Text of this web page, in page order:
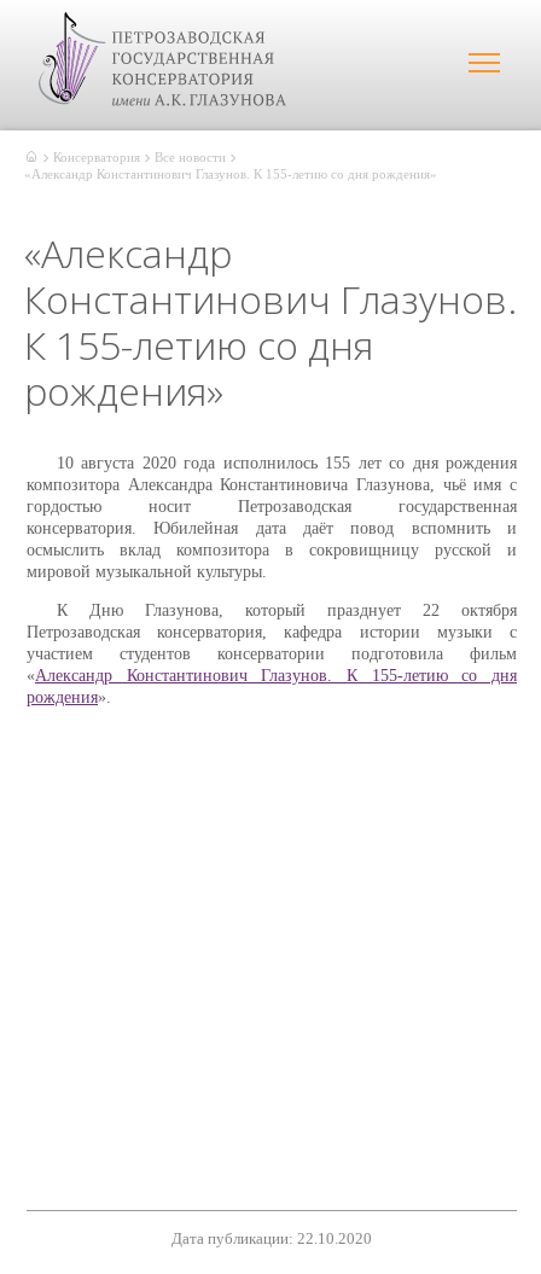
Консерватория
Все новости
«Александр Константинович Глазунов. К 155-летию со дня рождения»
«Александр
Константинович Глазунов.
К 155-летию со дня
рождения»
10 августа 2020 года исполнилось 155 лет со дня рождения
композитора Александра Константиновича Глазунова, чьё имя с
гордостью носит Петрозаводская государственная
консерватория.Юбилейная дата даёт повод вспомнить и
осмыслить вклад композитора в сокровищницу русской и
мировой музыкальной культуры.
К Дню Глазунова, который празднует 22 октября
Петрозаводская консерватория, кафедра истории музыки с
участием студентов консерватории подготовила фильм
«Александр Константинович Глазунов. К 155-летию со дня
рождения».
Дата публикации: 22.10.2020